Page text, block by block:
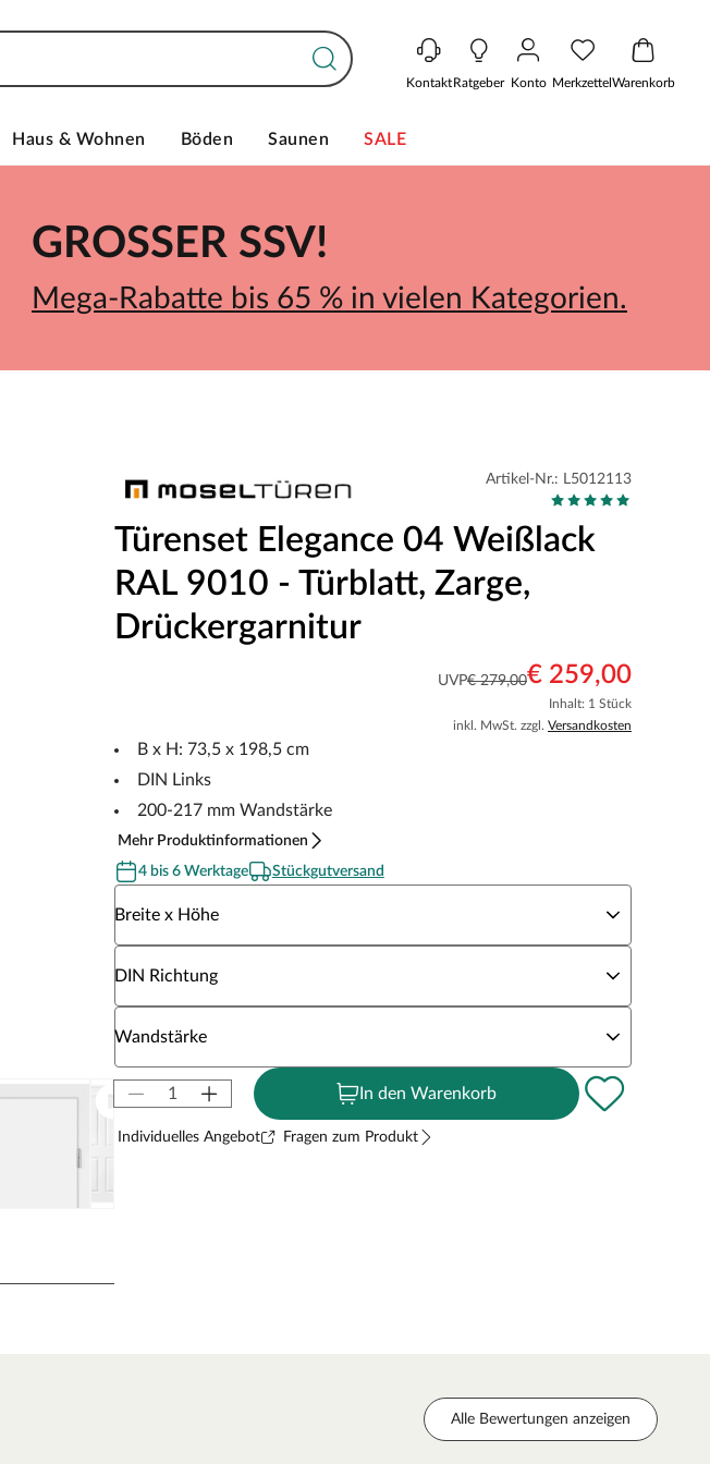
KontaktRatgeber Konto MerkzettelWarenkorb
Haus & Wohnen Böden Saunen SALE
GROSSER SSV!
Mega-Rabatte bis 65 % in vielen Kategorien.
Artikel-Nr.: L5012113
Türenset Elegance 04 Weißlack
RAL 9010 - Türblatt, Zarge,
Drückergarnitur
UVP€ 279,00€ 259,00
Inhalt: 1 Stück
inkl. MwSt. zzgl. Versandkosten
B x H: 73,5 x 198,5 cm
DIN Links
200-217 mm Wandstärke
Mehr Produktinformationen
4 bis 6 Werktage
Stückgutversand
Breite x Höhe
DIN Richtung
Wandstärke
In den Warenkorb
Individuelles Angebot Fragen zum Produkt
Alle Bewertungen anzeigen